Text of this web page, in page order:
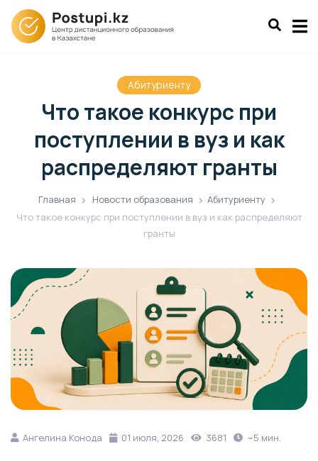
Абитуриенту
Что такое конкурс при
поступлении в вуз и как
распределяют гранты
Главная Новости образования
Абитуриенту
Что такое конкурс при поступлении в вуз и как распределяют
гранты
Ангелина Конода 01 июля, 2026 3681 ~5 мин.